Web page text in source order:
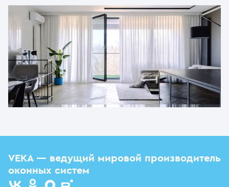
VEKA — ведущий мировой производитель
оконных систем